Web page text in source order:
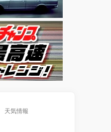
天気情報